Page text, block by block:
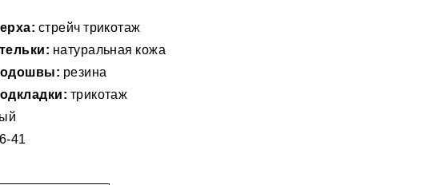
стрейч трикотаж
натуральная кожа
резина
трикотаж
41